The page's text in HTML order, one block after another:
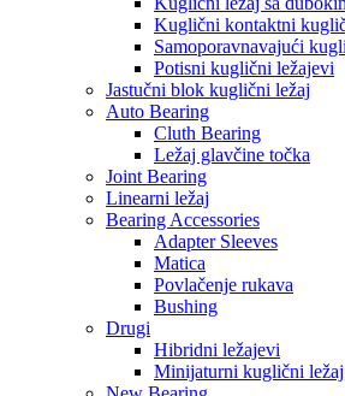
Kuglični kontaktni
Samoporavnavajući
Potisni kuglični ležajevi
Jastučni blok kuglični ležaj
Auto Bearing
Cluth Bearing
Ležaj glavčine točka
Joint Bearing
Linearni ležaj
Bearing Accessories
Adapter Sleeves
Matica
Povlačenje rukava
Bushing
Drugi
Hibridni ležajevi
Minijaturni kuglični